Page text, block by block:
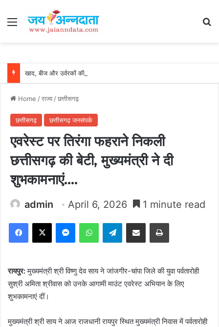
Menu
Home /राज्य/छत्तीसगढ़
छत्तीसगढ़ छत्तीसगढ़ जनसंपर्क
एवरेस्ट पर तिरंगा फहराने निकली
छत्तीसगढ़ की बेटी, मुख्यमंत्री ने दी
शुभकामनाएं….
admin April 6, 2026 1 minute read
Facebook
X MessengerWhatsAppTelegramShare via Email Print
रायपुर:मुख्यमंत्री श्री विष्णु देव साय ने जांजगीर-चांपा जिले की युवा पर्वतारोही
सुश्री अमिता श्रीवास को उनके आगामी माउंट एवरेस्ट अभियान के लिए
शुभकामनाएं दीं।
मुख्यमंत्री श्री साय ने आज राजधानी रायपुर स्थित मुख्यमंत्री निवास में पर्वतारोही